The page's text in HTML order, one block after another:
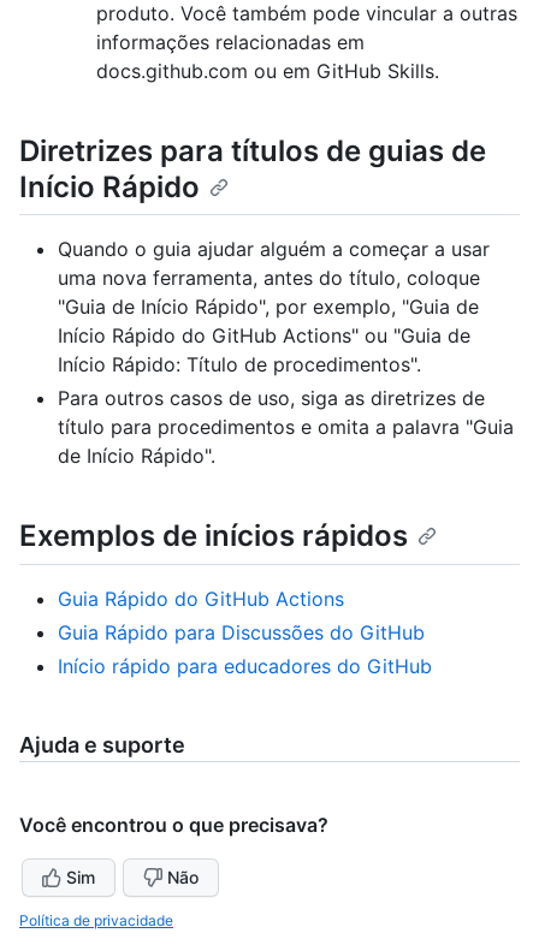
produto. Você também pode vincular a outras
informações relacionadas em
docs.github.com ou em GitHub Skills.
Diretrizes para títulos de guias de
Início Rápido
Quando o guia ajudar alguém a começar a usar
uma nova ferramenta, antes do título, coloque
"Guia de Início Rápido", por exemplo, "Guia de
Início Rápido do GitHub Actions" ou "Guia de
Início Rápido: Título de procedimentos".
Para outros casos de uso, siga as diretrizes de
título para procedimentos e omita a palavra "Guia
de Início Rápido".
Exemplos de inícios rápidos
Guia Rápido do GitHub Actions
Guia Rápido para Discussões do GitHub
Início rápido para educadores do GitHub
Ajuda e suporte
Você encontrou o que precisava?
Sim Não
Política de privacidade